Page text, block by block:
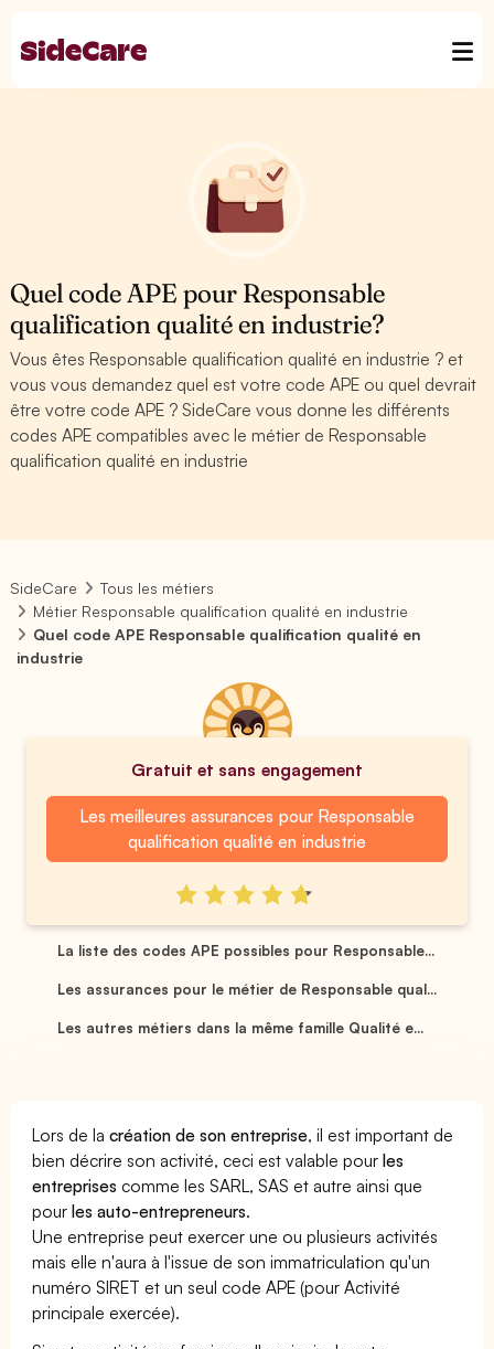
Quel code APE pour Responsable
qualification qualité en industrie?
Vous êtes Responsable qualification qualité en industrie ? et
vous vous demandez quel est votre code APE ou quel devrait
être votre code APE ? SideCare vous donne les différents
codes APE compatibles avec le métier de Responsable
qualification qualité en industrie
SideCare
Tous les métiers
Métier Responsable qualification qualité en industrie
Quel code APE Responsable qualification qualité en
industrie
Gratuit et sans engagement
Les meilleures assurances pour Responsable
qualification qualité en industrie
La liste des codes APE possibles pour Responsable...
Les assurances pour le métier de Responsable qual...
Les autres métiers dans la même famille Qualité e...
Lors de lacréation de son entreprise, il est important de
bien décrire son activité, ceci est valable pourles
entreprises comme les SARL, SAS et autre ainsi que
pourles auto-entrepreneurs.
Une entreprise peut exercer une ou plusieurs activités
mais elle n'aura à l'issue de son immatriculation qu'un
numéro SIRET et un seul code APE (pour Activité
principale exercée).